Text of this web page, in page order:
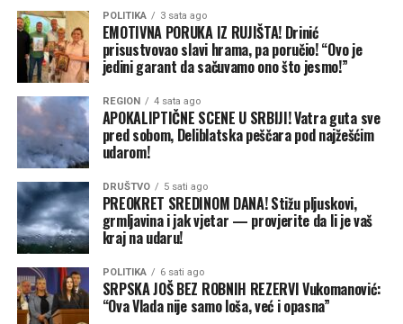
POLITIKA 3 sata ago
EMOTIVNA PORUKA IZ RUJIŠTA! Drinić
prisustvovao slavi hrama, pa poručio! “Ovo je
jedini garant da sačuvamo ono što jesmo!”
REGION 4 sata ago
APOKALIPTIČNE SCENE U SRBIJI! Vatra guta sve
pred sobom, Deliblatska peščara pod najžešćim
udarom!
DRUŠTVO 5 sati ago
PREOKRET SREDINOM DANA! Stižu pljuskovi,
grmljavina i jak vjetar — provjerite da li je vaš
kraj na udaru!
POLITIKA 6 sati ago
SRPSKA JOŠ BEZ ROBNIH REZERVI Vukomanović:
“Ova Vlada nije samo loša, već i opasna”